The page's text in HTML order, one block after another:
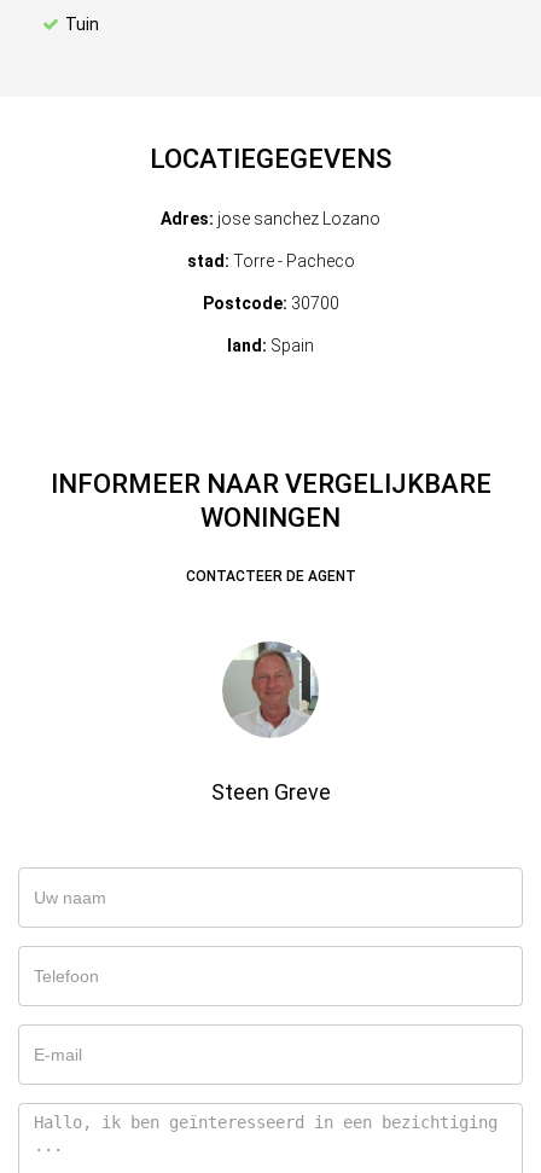
Tuin
LOCATIEGEGEVENS
Adres: jose sanchez Lozano
stad: Torre - Pacheco
Postcode: 30700
land: Spain
INFORMEER NAAR VERGELIJKBARE
WONINGEN
CONTACTEER DE AGENT
Steen Greve